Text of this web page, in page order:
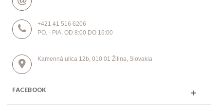
+421 41 516 6206
PO. - PIA. OD 8:00 DO 16:00
Kamenná ulica 12b, 010 01 Žilina, Slovakia
FACEBOOK